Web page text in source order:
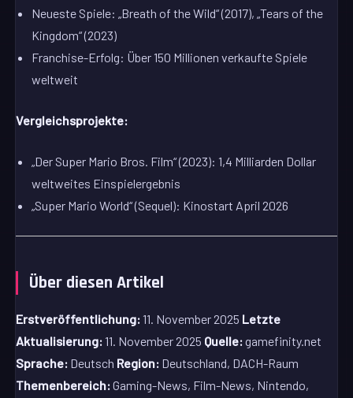
Neueste Spiele: „Breath of the Wild“ (2017), „Tears of the
Kingdom“ (2023)
Franchise-Erfolg: Über 150 Millionen verkaufte Spiele
weltweit
Vergleichsprojekte:
„Der Super Mario Bros. Film“ (2023): 1,4 Milliarden Dollar
weltweites Einspielergebnis
„Super Mario World“ (Sequel): Kinostart April 2026
Über diesen Artikel
Erstveröffentlichung:11. November 2025 Letzte
Aktualisierung:11. November 2025 Quelle:gamefinity.net
Sprache: Deutsch Region: Deutschland, DACH-Raum
Themenbereich:Gaming-News, Film-News, Nintendo,